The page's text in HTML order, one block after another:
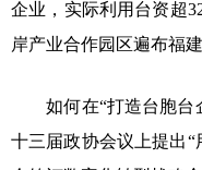
企业，实际利用台资超
岸产业合作园区遍布福
如何在“打造台胞台企
十三届政协会议上提出